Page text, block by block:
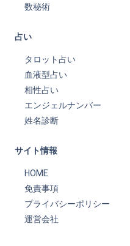
数秘術
占い
タロット占い
血液型占い
相性占い
エンジェルナンバー
姓名診断
サイト情報
HOME
免責事項
プライバシーポリシー
運営会社